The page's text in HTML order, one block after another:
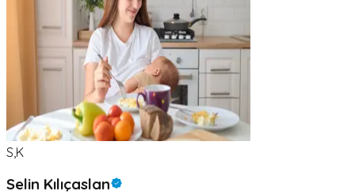
S,K
Selin Kılıçaslan